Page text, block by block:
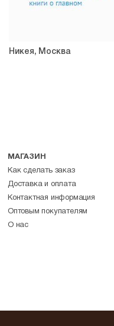
Никея, Москва
МАГАЗИН
Как сделать заказ
Доставка и оплата
Контактная информация
Оптовым покупателям
О нас